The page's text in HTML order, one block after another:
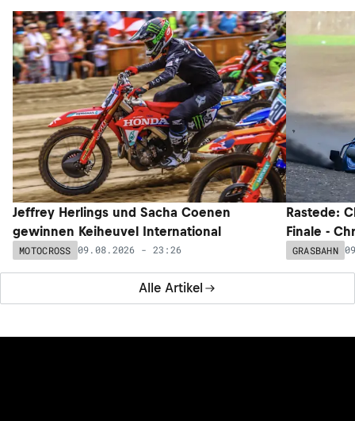
Alle Artikel
Jeffrey Herlings und Sacha Coenen
gewinnen Keiheuvel International
MOTOCROSS 09.08.2026 - 23:26
Rastede:
Finale -
GRASBAHN